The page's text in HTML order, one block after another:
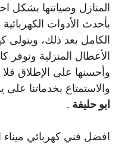
المنازل وصيانتها بشكل
بأحدث الأدوات
الكامل بعد ذلك، ويتولى
الأعطال المنزلية ونوفر
وأحسنها على الإطلاق فلا
والاستمتاع بخدماتنا على
ابو حليفة .
افضل فني كهربائي ميناء